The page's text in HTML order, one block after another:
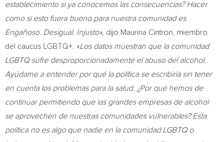
establecimiento si ya conocemos las consecuencias? Hacer
como si esto fuera bueno para nuestra comunidad es
Engañoso. Desigual. Injusto», dijo Maurina Cintron , miembro
del caucus LGBTQ+. «Los datos muestran que la comunidad
LGBTQ sufre desproporcionadamente el abuso del alcohol.
Ayúdame a entender por qué la política se escribiría sin tener
en cuenta los problemas para la salud. ¿Por qué hemos de
continuar permitiendo que las grandes empresas de alcohol
se aprovechen de nuestras comunidades vulnerables? Esta
política no es algo que nadie en la comunidad LGBTQ o